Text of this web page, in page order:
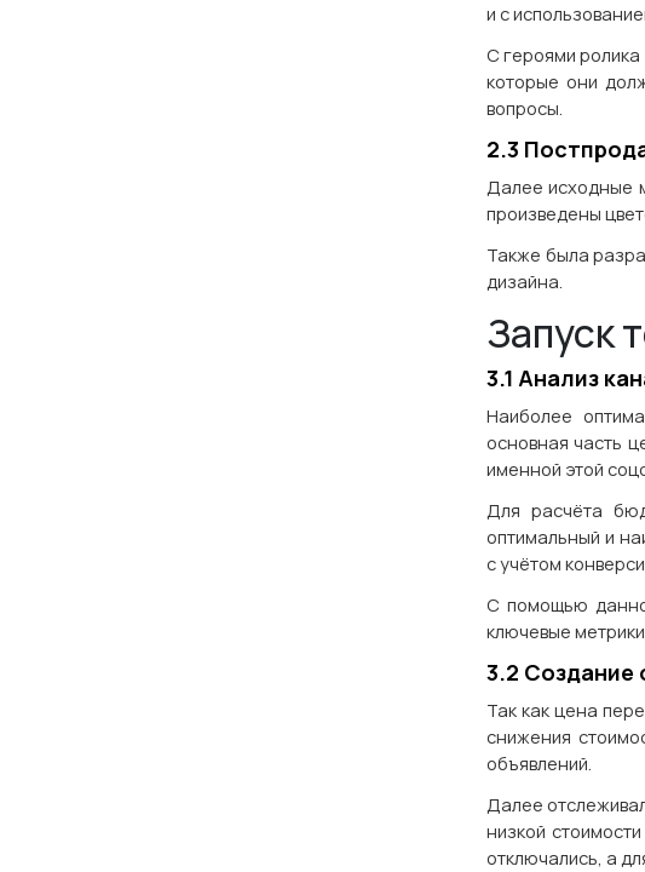
и с
С героями
которые они
вопросы.
2.3
Далее исходные
произведены
Также была
дизайна.
Запуск
3.1 Анализ
Наиболее
основная часть
именной этой
Для расчёта
оптимальный и
с учётом
С помощью
ключевые
3.2 Создание
Так как цена
снижения
объявлений.
Далее
низкой
отключались, а